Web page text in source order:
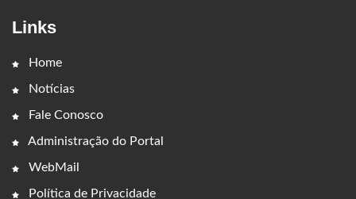
Links
Home
Notícias
Fale Conosco
Administração do Portal
WebMail
Política de Privacidade